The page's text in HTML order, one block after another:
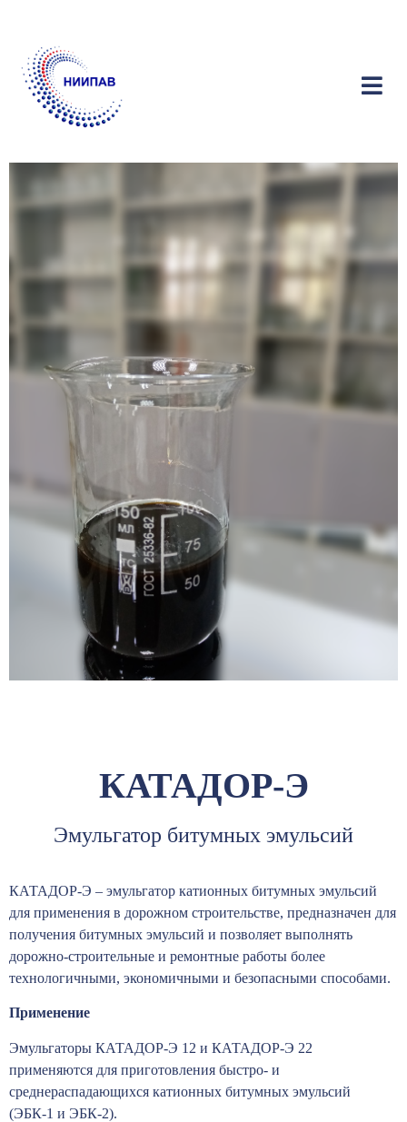
КАТАДОР-Э
Эмульгатор битумных эмульсий
КАТАДОР-Э – эмульгатор катионных битумных эмульсий
для применения в дорожном строительстве, предназначен для
получения битумных эмульсий и позволяет выполнять
дорожно-строительные и ремонтные работы более
технологичными, экономичными и безопасными способами.
Применение
Эмульгаторы КАТАДОР-Э 12 и КАТАДОР-Э 22
применяются для приготовления быстро- и
среднераспадающихся катионных битумных эмульсий
(ЭБК-1 и ЭБК-2).